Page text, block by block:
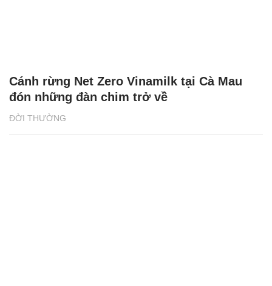
ĐỜI THƯỜNG
Cánh rừng Net Zero Vinamilk tại Cà Mau
đón những đàn chim trở về